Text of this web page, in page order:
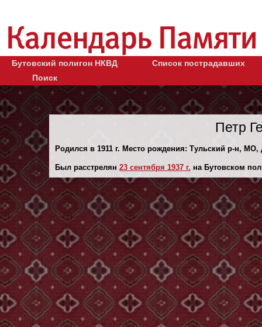
Бутовский полигон НКВД
Список пострадавших
Поиск
Петр
Родился в 1911 г. Место рождения: Тульский р-н, МО,
Был расстрелян 23 сентября 1937 г. на Бутовском